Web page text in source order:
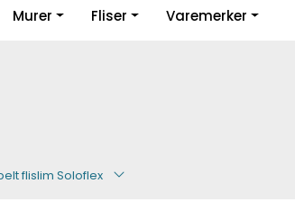
Murer Fliser Varemerker
flislim Soloflex